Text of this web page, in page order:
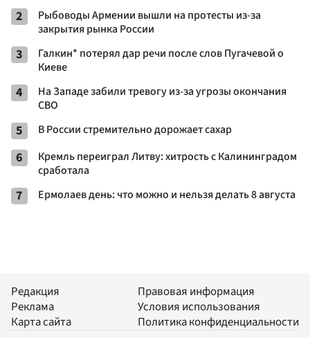
2
Рыбоводы Армении вышли на протесты из-за
закрытия рынка России
3
Галкин* потерял дар речи после слов Пугачевой о
Киеве
4
На Западе забили тревогу из-за угрозы окончания
СВО
5 В России стремительно дорожает сахар
6
Кремль переиграл Литву: хитрость с Калининградом
сработала
7 Ермолаев день: что можно и нельзя делать 8 августа
Редакция
Реклама
Карта сайта
Правовая информация
Условия использования
Политика конфиденциальности